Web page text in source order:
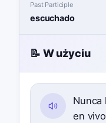
Past Participle
escuchado
📝 W użyciu
Nunca
en